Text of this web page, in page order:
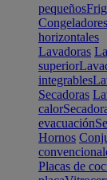
pequeños
Congeladores
horizontales
Lavadoras
superior
integrables
Secadoras
calor
evacuación
Hornos
Placas de